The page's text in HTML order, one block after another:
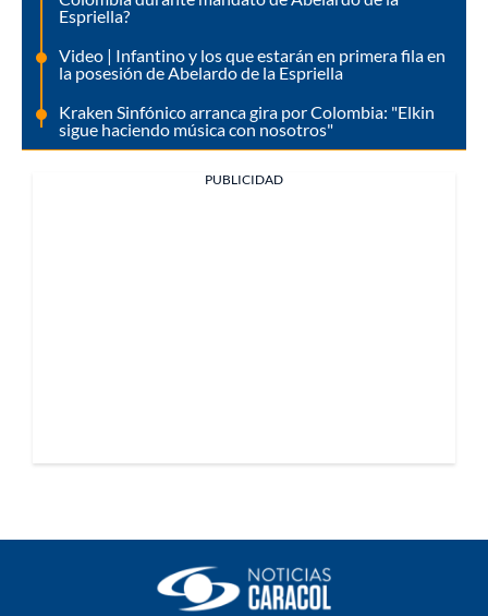
Espriella?
Video | Infantino y los que estarán en primera fila en
la posesión de Abelardo de la Espriella
Kraken Sinfónico arranca gira por Colombia: "Elkin
sigue haciendo música con nosotros"
PUBLICIDAD